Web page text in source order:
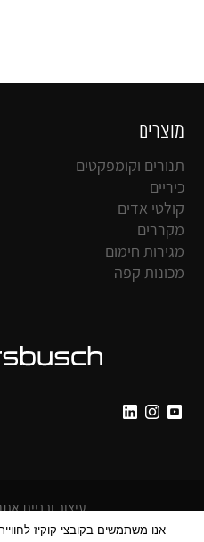
אנו משתמשים בקובצי קוקיז
מוצרים
תנורים וקומפקטים
כיריים
קולטי אדים
מקררים
מגירות חימום
מכונות קפה
עיצוב ובניית
מדיניות הפרטיות